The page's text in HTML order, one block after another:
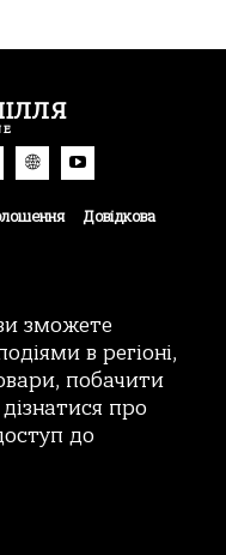
Довідкова
зможете
в регіоні,
побачити
про
до